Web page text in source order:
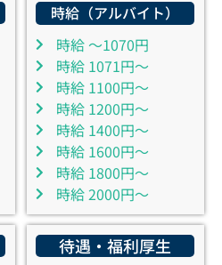
時給（アルバイト）
時給 ～1070円
時給 1071円～
時給 1100円～
時給 1200円～
時給 1400円～
時給 1600円～
時給 1800円～
時給 2000円～
待遇・福利厚生